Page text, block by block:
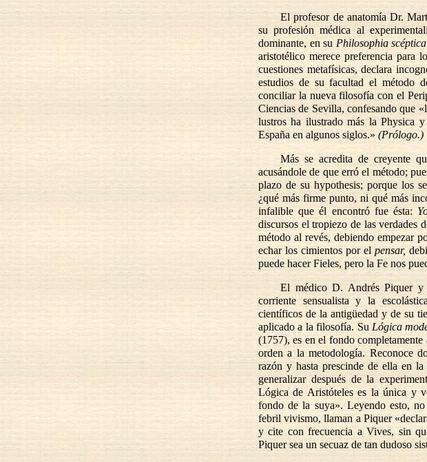
El profesor de anatomía Dr.
su profesión médica al
dominante, en su Philosophia scéptica
aristotélico merece preferencia para
cuestiones metafísicas, declara
estudios de su facultad el método
conciliar la nueva filosofía con el
Ciencias de Sevilla, confesando que
lustros ha ilustrado más la Physica
España en algunos siglos.» (Prólogo.)
Más se acredita de creyente
acusándole de que erró el método;
plazo de su hypothesis; porque los
¿qué más firme punto, ni qué más
infalible que él encontró fue ésta:
discursos el tropiezo de las verdades
método al revés, debiendo empezar
echar los cimientos por el pensar,
puede hacer Fieles, pero la Fe nos
El médico D. Andrés Piquer y
corriente sensualista y la
científicos de la antigüedad y de su
aplicado a la filosofía. Su Lógica
(1757), es en el fondo
orden a la metodología. Reconoce
razón y hasta prescinde de ella en
generalizar después de la
Lógica de Aristóteles es la única y
fondo de la suya». Leyendo esto,
febril vivismo, llaman a Piquer
y cite con frecuencia a Vives, sin
Piquer sea un secuaz de tan dudoso